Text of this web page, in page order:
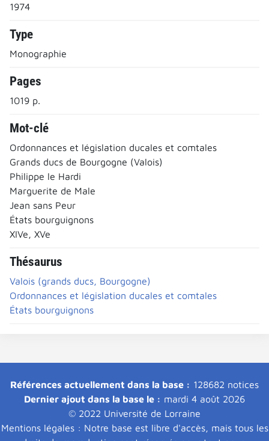
1974
Type
Monographie
Pages
1019 p.
Mot-clé
Ordonnances et législation ducales et comtales
Grands ducs de Bourgogne (Valois)
Philippe le Hardi
Marguerite de Male
Jean sans Peur
États bourguignons
XIVe, XVe
Thésaurus
Valois (grands ducs, Bourgogne)
Ordonnances et législation ducales et comtales
États bourguignons
Références actuellement dans la base : 128682 notices
Dernier ajout dans la base le : mardi 4 août 2026
© 2022 Université de Lorraine
Mentions légales : Notre base est libre d'accès, mais tous les